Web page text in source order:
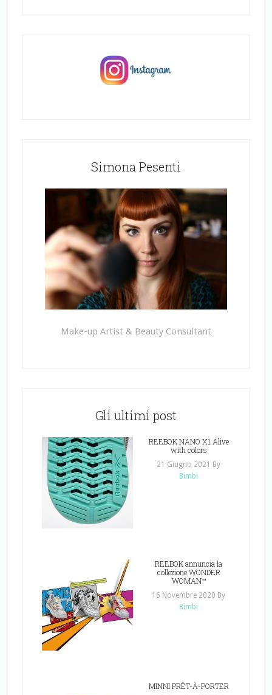
Simona Pesenti
Make-up Artist & Beauty Consultant
Gli ultimi post
REEBOK NANO X1 Alive
with colors
21 Giugno 2021 By
Bimbi
REEBOK annuncia la
collezione WONDER
WOMAN™
16 Novembre 2020 By
Bimbi
MINNI PRÊT-À-PORTER